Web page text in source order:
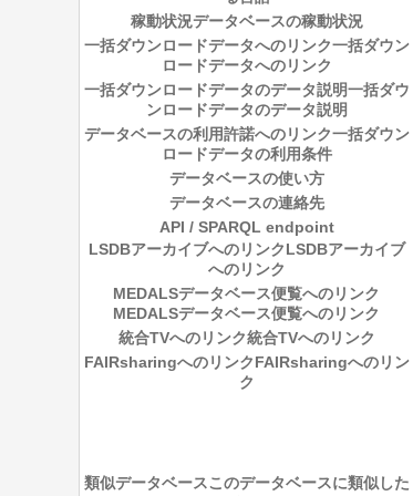
稼動状況データベースの稼動状況
一括ダウンロードデータへのリンク一括ダウン
ロードデータへのリンク
一括ダウンロードデータのデータ説明一括ダウ
ンロードデータのデータ説明
データベースの利用許諾へのリンク一括ダウン
ロードデータの利用条件
データベースの使い方
データベースの連絡先
API / SPARQL endpoint
LSDBアーカイブへのリンクLSDBアーカイブ
へのリンク
MEDALSデータベース便覧へのリンク
MEDALSデータベース便覧へのリンク
統合TVへのリンク統合TVへのリンク
FAIRsharingへのリンクFAIRsharingへのリン
ク
類似データベースこのデータベースに類似した